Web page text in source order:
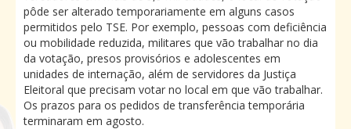
pôde ser alterado temporariamente em alguns casos
permitidos pelo TSE. Por exemplo, pessoas com deficiência
ou mobilidade reduzida, militares que vão trabalhar no dia
da votação, presos provisórios e adolescentes em
unidades de internação, além de servidores da Justiça
Eleitoral que precisam votar no local em que vão trabalhar.
Os prazos para os pedidos de transferência temporária
terminaram em agosto.